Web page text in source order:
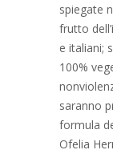
spiegate
frutto
e italiani;
100%
saranno
formula
Ofelia